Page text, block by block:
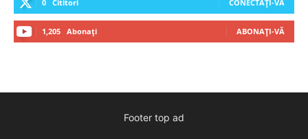
0 Cititori CONECTAȚI-VĂ
1,205 Abonați ABONAȚI-VĂ
Footer top ad